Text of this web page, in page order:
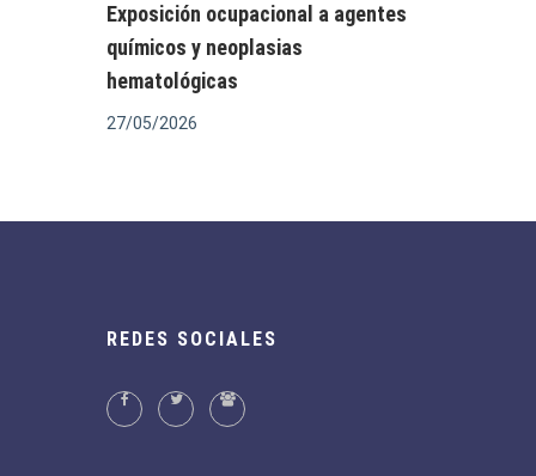
Exposición ocupacional a agentes
químicos y neoplasias
hematológicas
27/05/2026
REDES SOCIALES